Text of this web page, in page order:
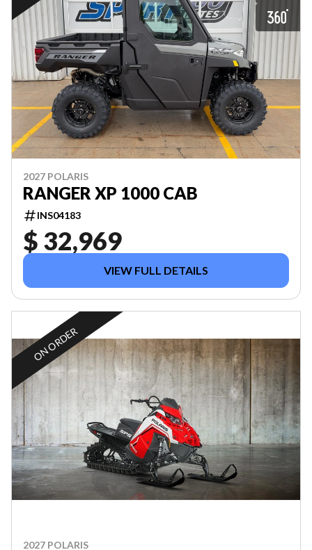
2027 POLARIS
RANGER XP 1000 CAB
INS04183
$ 32,969
VIEW FULL DETAILS
ON ORDER
2027 POLARIS